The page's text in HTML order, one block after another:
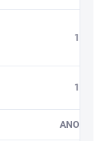
1
1
ANO